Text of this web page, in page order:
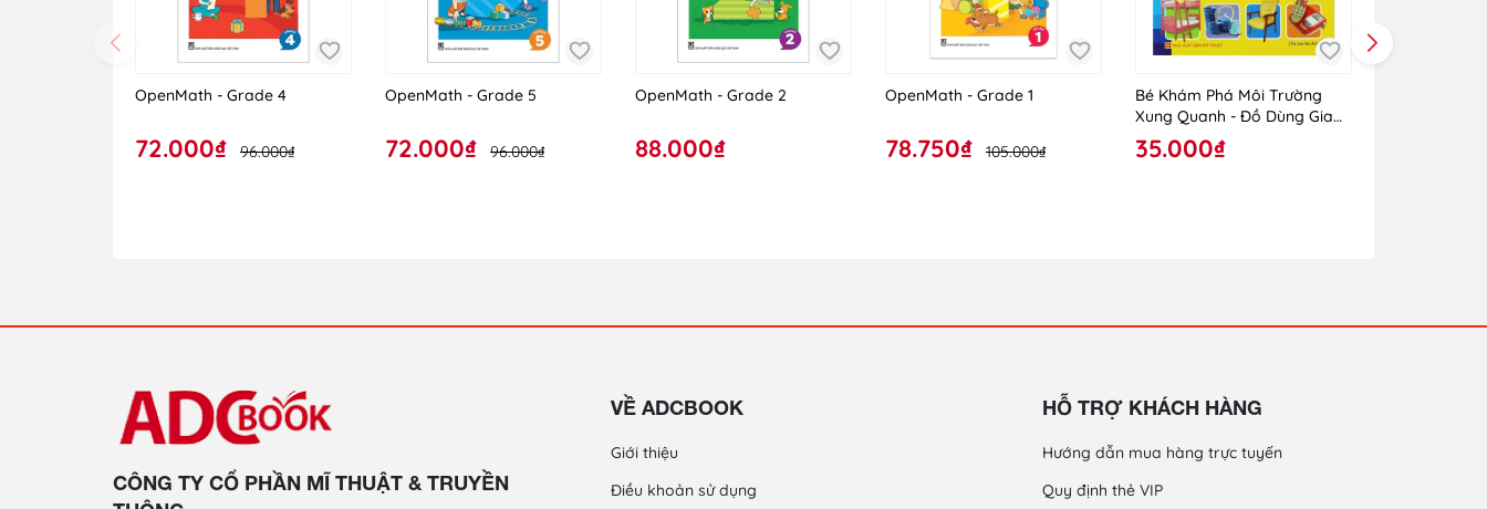
OpenMath - Grade 4
72.000₫ 96.000₫
OpenMath - Grade 5
72.000₫ 96.000₫
OpenMath - Grade 2
88.000₫
OpenMath - Grade 1
78.750₫ 105.000₫
Bé Khám Phá Môi Trường
Xung Quanh - Đồ Dùng Gia
Đình
35.000₫
CÔNG TY CỔ PHẦN MĨ THUẬT & TRUYỀN
VỀ ADCBOOK
Giới thiệu
Điều khoản sử dụng
HỖ TRỢ KHÁCH HÀNG
Hướng dẫn mua hàng trực tuyến
Quy định thẻ VIP